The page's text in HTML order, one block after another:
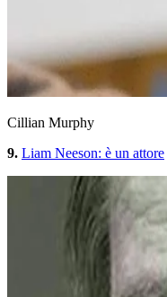
Cillian Murphy
9. Liam Neeson: è un attore